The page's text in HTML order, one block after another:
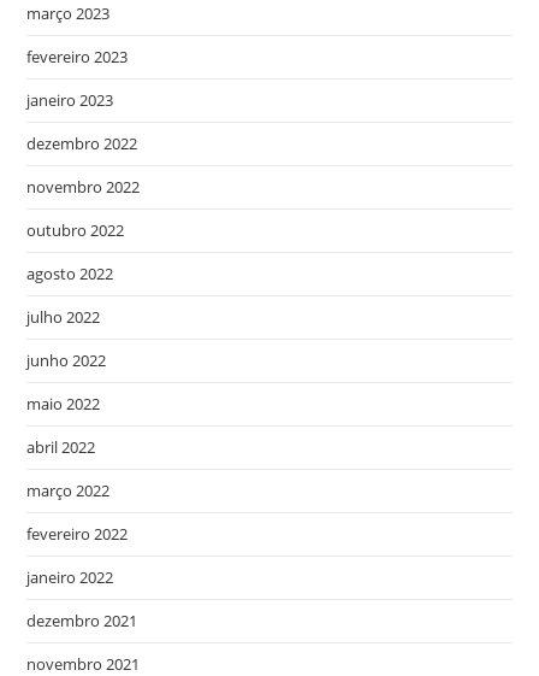
março 2023
fevereiro 2023
janeiro 2023
dezembro 2022
novembro 2022
outubro 2022
agosto 2022
julho 2022
junho 2022
maio 2022
abril 2022
março 2022
fevereiro 2022
janeiro 2022
dezembro 2021
novembro 2021